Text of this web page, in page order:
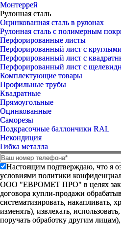
Монтеррей
Рулонная сталь
Оцинкованная сталь в рулонах
Рулонная сталь с полимерным
Перфорированные листы
Перфорированный лист с
Перфорированный лист с
Перфорированный лист с
Комплектующие товары
Профильные трубы
Квадратные
Прямоугольные
Оцинкованные
Саморезы
Подкрасочные баллончики RAL
Некондиция
Гибка металла
Настоящим подтверждаю, что я
условиями политики
ООО "ЕВРОМЕТ ПРО" в целях
договора купли-продажи
систематизировать, накапливать,
изменять), извлекать,
поручать обработку другим